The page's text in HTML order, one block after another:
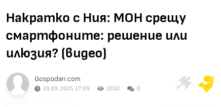
Video
Накратко с Ния: МОН срещу
смартфоните: решение или
илюзия? (видео)
Gospodari.com
19.09.2025 17:09 1032 0